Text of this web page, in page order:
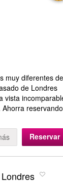
muy diferentes de
de Londres
vista
reservando
Reservar